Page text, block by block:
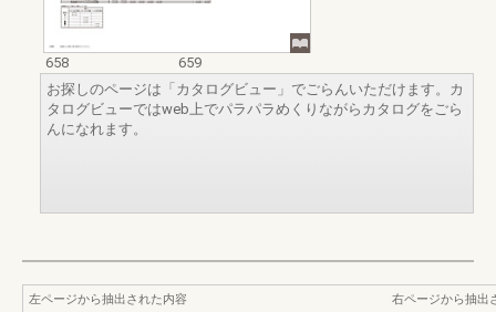
658
659
お探しのページは「カタログビュー」でごらんいただけます。カ
タログビューではweb上でパラパラめくりながらカタログをごら
んになれます。
左ページから抽出された内容
右ページから抽出